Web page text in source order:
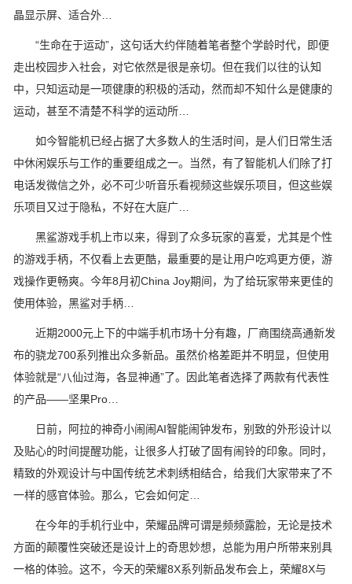
晶显示屏、适合外…
“生命在于运动”，这句话大约伴随着笔者整个学龄时代，即便
走出校园步入社会，对它依然是很是亲切。但在我们以往的认知
中，只知运动是一项健康的积极的活动，然而却不知什么是健康的
运动，甚至不清楚不科学的运动所…
如今智能机已经占据了大多数人的生活时间，是人们日常生活
中休闲娱乐与工作的重要组成之一。当然，有了智能机人们除了打
电话发微信之外，必不可少听音乐看视频这些娱乐项目，但这些娱
乐项目又过于隐私，不好在大庭广…
黑鲨游戏手机上市以来，得到了众多玩家的喜爱，尤其是个性
的游戏手柄，不仅看上去更酷，最重要的是让用户吃鸡更方便，游
戏操作更畅爽。今年8月初China Joy期间，为了给玩家带来更佳的
使用体验，黑鲨对手柄…
近期2000元上下的中端手机市场十分有趣，厂商围绕高通新发
布的骁龙700系列推出众多新品。虽然价格差距并不明显，但使用
体验就是“八仙过海，各显神通”了。因此笔者选择了两款有代表性
的产品——坚果Pro…
日前，阿拉的神奇小闹闹AI智能闹钟发布，别致的外形设计以
及贴心的时间提醒功能，让很多人打破了固有闹铃的印象。同时，
精致的外观设计与中国传统艺术刺绣相结合，给我们大家带来了不
一样的感官体验。那么，它会如何定…
在今年的手机行业中，荣耀品牌可谓是频频露脸，无论是技术
方面的颠覆性突破还是设计上的奇思妙想，总能为用户所带来别具
一格的体验。这不，今天的荣耀8X系列新品发布会上，荣耀8X与